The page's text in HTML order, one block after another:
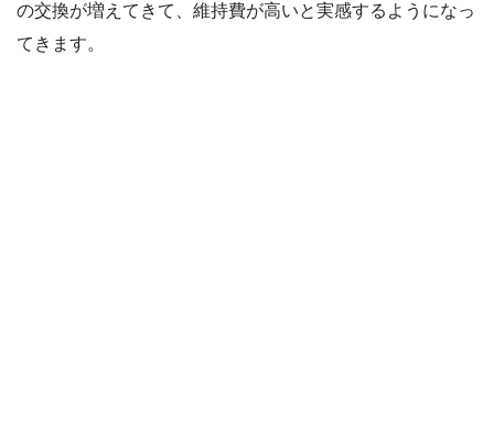
の交換が増えてきて、維持費が高いと実感するようになっ
てきます。